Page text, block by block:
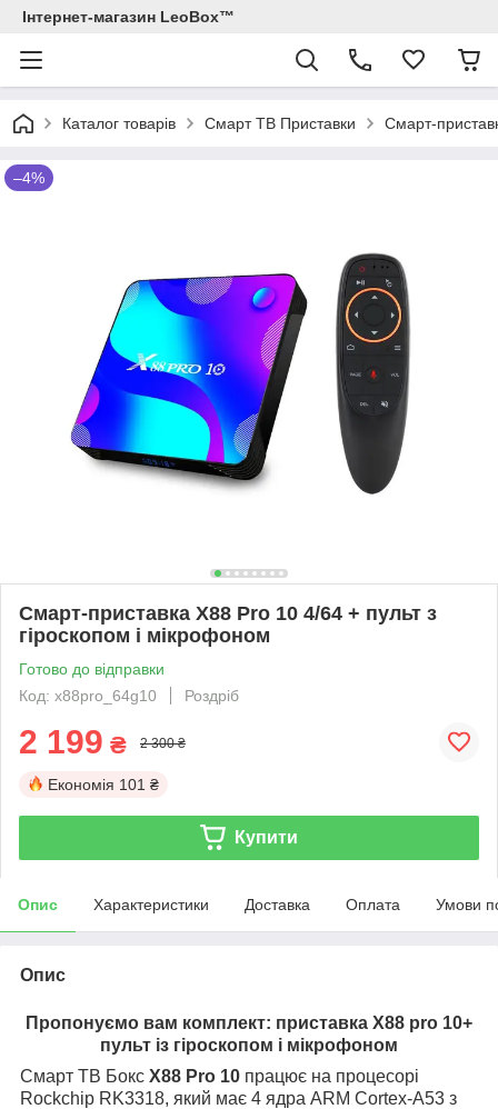
Інтернет-магазин LeoBox™
Каталог товарів Смарт ТВ Приставки Смарт-
–4%
Смарт-приставка X88 Pro 10 4/64 + пульт з
гіроскопом і мікрофоном
Готово до відправки
Код: x88pro_64g10
Роздріб
2 199 ₴ 2 300 ₴
Економія 101 ₴
Купити
Опис Характеристики Доставка Оплата Умови
Опис
Пропонуємо вам комплект: приставка X88 pro 10+
пульт із гіроскопом і мікрофоном
Смарт ТВ Бокс X88 Pro 10 працює на процесорі
Rockchip RK3318, який має 4 ядра ARM Cortex-A53 з